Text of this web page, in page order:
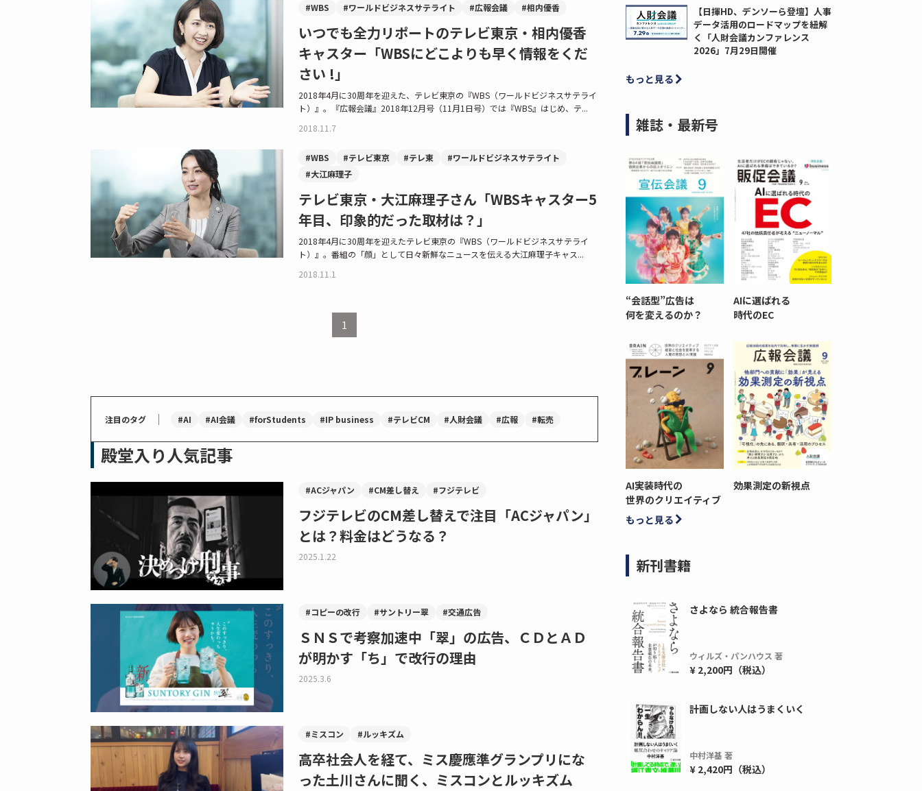
#WBS #ワールドビジネスサテライト #広報会議 #相内優香
いつでも全力リポートのテレビ東京・相内優香
キャスター「WBSにどこよりも早く情報をくだ
さい !」
2018年4月に30周年を迎えた、テレビ東京の『WBS（ワールドビジネスサテライ
ト）』。『広報会議』2018年12月号（11月1日号）では『WBS』はじめ、テ...
2018.11.7
#WBS #テレビ東京 #テレ東
#ワールドビジネスサテライト
#大江麻理子
テレビ東京・大江麻理子さん「WBSキャスター5
年目、印象的だった取材は？」
2018年4月に30周年を迎えたテレビ東京の『WBS（ワールドビジネスサテライ
ト）』。番組の「顔」として日々新鮮なニュースを伝える大江麻理子キャス...
2018.11.1
1
注目のタグ ｜ #AI #AI会議 #forStudents #IP business #テレビCM #人財会議 #広報 #転売
殿堂入り人気記事
#ACジャパン #CM差し替え #フジテレビ
フジテレビのCM差し替えで注目「ACジャパン」
とは？料金はどうなる？
2025.1.22
#コピーの改行 #サントリー翠 #交通広告
ＳＮＳで考察加速中「翠」の広告、ＣＤとＡＤ
が明かす「ち」で改行の理由
2025.3.6
#ミスコン #ルッキズム
高卒社会人を経て、ミス慶應準グランプリにな
った土川さんに聞く、ミスコンとルッキズム
【日揮HD、デンソーら登壇】人事
データ活用のロードマップを紐解
く「人財会議カンファレンス
2026」7月29日開催
もっと見る
雑誌・最新号
“会話型”広告は
何を変えるのか？
AIに選ばれる
時代のEC
AI実装時代の
世界のクリエイティブ
効果測定の新視点
もっと見る
新刊書籍
さよなら 統合報告書
ウィルズ・パンハウス 著
¥ 2,200円（税込）
計画しない人はうまくいく
中村洋基 著
¥ 2,420円（税込）